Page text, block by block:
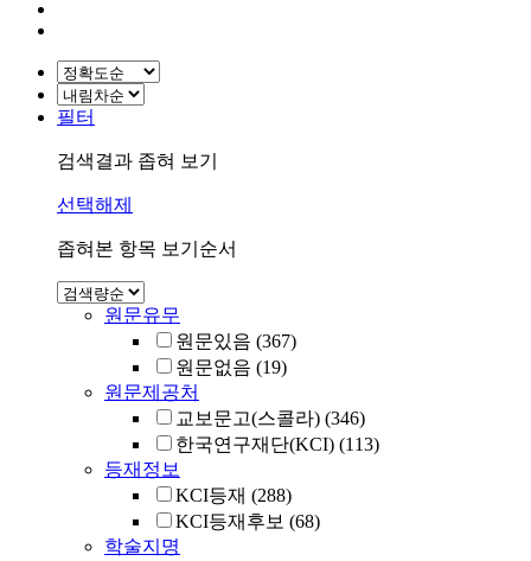
필터
검색결과 좁혀 보기
선택해제
좁혀본 항목 보기순서
원문유무
원문있음 (367)
원문없음 (19)
원문제공처
교보문고(스콜라) (346)
한국연구재단(KCI) (113)
등재정보
KCI등재 (288)
KCI등재후보 (68)
학술지명